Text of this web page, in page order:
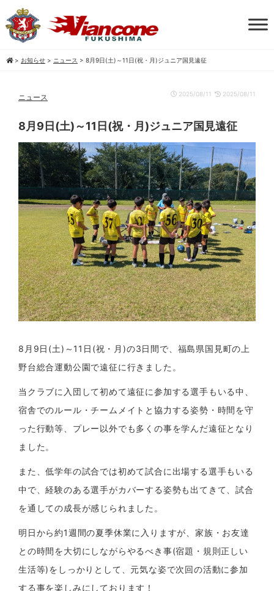
> お知らせ > ニュース > 8月9日(土)～11日(祝・月)ジュニア国見遠征
ニュース 2025/08/11 2025/08/11
8月9日(土)～11日(祝・月)ジュニア国見遠征
8月9日(土)～11日(祝・月)の3日間で、福島県国見町の上
野台総合運動公園で遠征に行きました。
当クラブに入団して初めて遠征に参加する選手もいる中、
宿舎でのルール・チームメイトと協力する姿勢・時間を守
った行動等、プレー以外でも多くの事を学んだ遠征となり
ました。
また、低学年の試合では初めて試合に出場する選手もいる
中で、経験のある選手がカバーする姿勢も出てきて、試合
を通しての成長が感じられました。
明日から約1週間の夏季休業に入りますが、家族・お友達
との時間を大切にしながらやるべき事(宿題・規則正しい
生活等)をしっかりとして、元気な姿で次回の活動に参加
する事を楽しみにしております！